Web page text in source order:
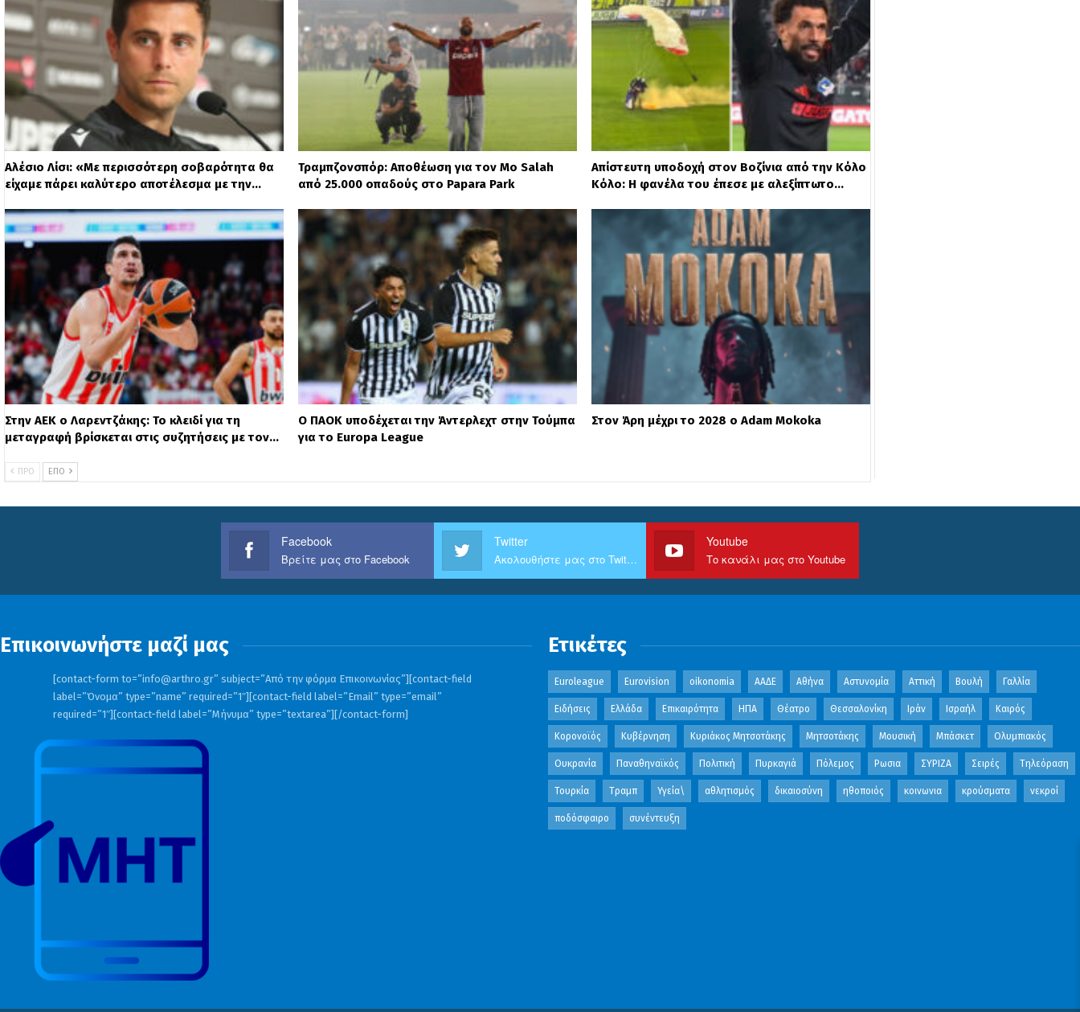
Αλέσιο Λίσι: «Με περισσότερη σοβαρότητα θα
είχαμε πάρει καλύτερο αποτέλεσμα με την…
Τραμπζονσπόρ: Αποθέωση για τον Mo Salah
από 25.000 οπαδούς στο Papara Park
Απίστευτη υποδοχή στον Βοζίνια από την Κόλο
Κόλο: Η φανέλα του έπεσε με αλεξίπτωτο…
Στην ΑΕΚ ο Λαρεντζάκης: Το κλειδί για τη
μεταγραφή βρίσκεται στις συζητήσεις με τον…
Ο ΠΑΟΚ υποδέχεται την Άντερλεχτ στην Τούμπα
για το Europa League
Στον Άρη μέχρι το 2028 ο Adam Mokoka
ΠΡΟ ΕΠΌ
Facebook
Βρείτε μας στο Facebook
Twitter
Ακολουθήστε μας στο Twitter
Youtube
Το κανάλι μας στο Youtube
Επικοινωνήστε μαζί μας
[contact-form to=”info@arthro.gr” subject=”Από την φόρμα Επικοινωνίας”][contact-field
label=”Όνομα” type=”name” required=”1″][contact-field label=”Email” type=”email”
required=”1″][contact-field label=”Μήνυμα” type=”textarea”][/contact-form]
Ετικέτες
Euroleague Eurovision oikonomia ΑΑΔΕ Αθήνα Αστυνομία Αττική Βουλή Γαλλία
Ειδήσεις Ελλάδα Επικαιρότητα ΗΠΑ Θέατρο Θεσσαλονίκη Ιράν Ισραήλ Καιρός
Κορονοϊός Κυβέρνηση Κυριάκος Μητσοτάκης Μητσοτάκης Μουσική Μπάσκετ Ολυμπιακός
Ουκρανία Παναθηναϊκός Πολιτική Πυρκαγιά Πόλεμος Ρωσια ΣΥΡΙΖΑ Σειρές Τηλεόραση
Τουρκία Τραμπ Υγεία\ αθλητισμός δικαιοσύνη ηθοποιός κοινωνια κρούσματα νεκροί
ποδόσφαιρο συνέντευξη